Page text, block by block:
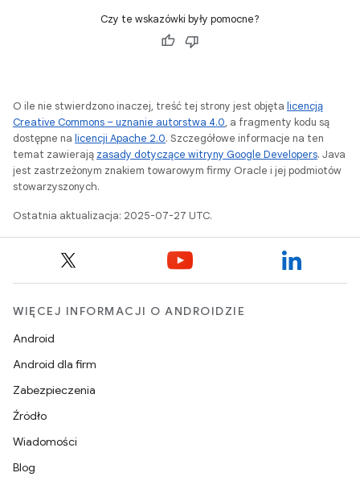
Czy te wskazówki były pomocne?
O ile nie stwierdzono inaczej, treść tej strony jest objęta licencją
Creative Commons – uznanie autorstwa 4.0, a fragmenty kodu są
dostępne na licencji Apache 2.0. Szczegółowe informacje na ten
temat zawierają zasady dotyczące witryny Google Developers. Java
jest zastrzeżonym znakiem towarowym firmy Oracle i jej podmiotów
stowarzyszonych.
Ostatnia aktualizacja: 2025-07-27 UTC.
WIĘCEJ INFORMACJI O ANDROIDZIE
Android
Android dla firm
Zabezpieczenia
Źródło
Wiadomości
Blog